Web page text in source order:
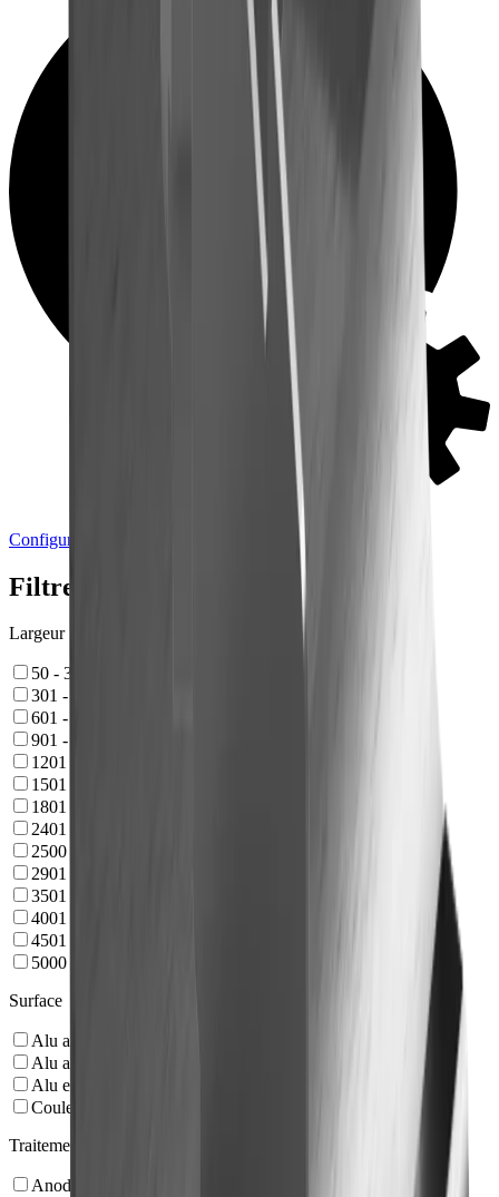
Configurateur poignées
Filtre
Largeur
50 - 300
301 - 600
601 - 900
901 - 1200
1201 - 1500
1501 - 1800
1801 - 2400
2401 - 2900
2500
2901 - 3500
3501 - 4000
4001 - 4500
4501 - 4900
5000
Surface
Alu anodisé naturel
Alu anodisé noir
Alu effet inox brossé
Couleur acier inoxydable, sans polissage
Traitement de surface
Anodisé